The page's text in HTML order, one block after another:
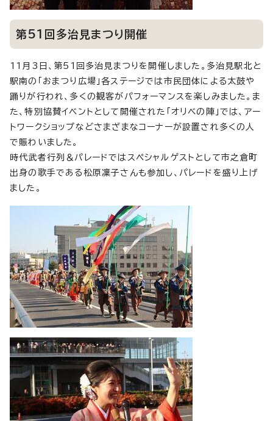
第51回多治見まつり開催
11月3日、第51回多治見まつりを開催しました。多治見駅北と
駅南の「おまつり広場」各ステージでは市民団体による太鼓や
踊りが行われ、多くの観客がパフォーマンスを楽しみました。ま
た、特別協賛イベントとして開催された「オリベの陣」では、アー
トワークショップなどさまざまなコーナーが設置され多くの人
で賑わいました。
時代武者行列＆パレードではスペシャルゲストとして市之倉町
出身の歌手である松原凜子さんも参加し、パレードを盛り上げ
ました。